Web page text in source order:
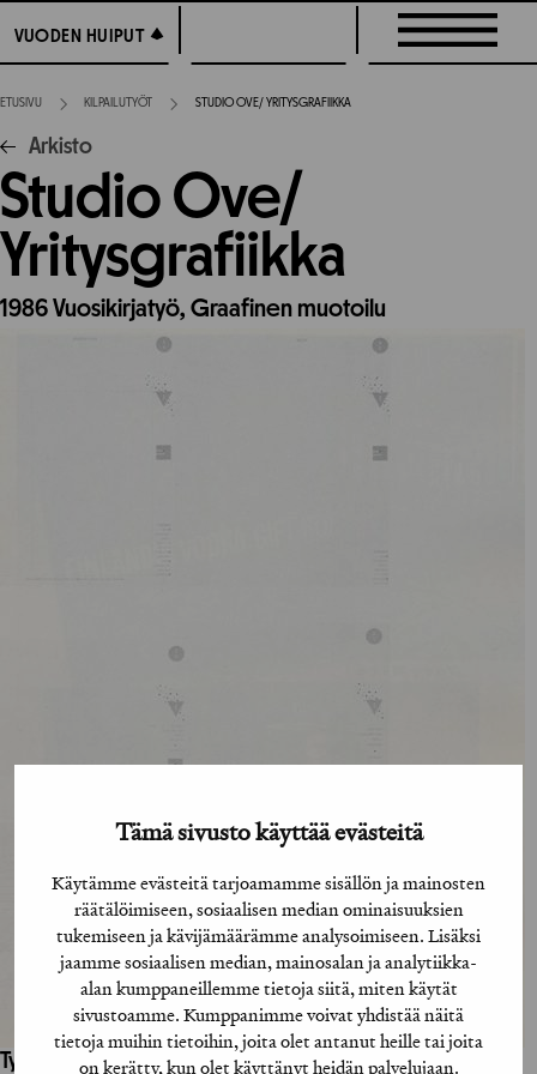
Tämä sivusto käyttää evästeitä
Käytämme evästeitä tarjoamamme sisällön ja mainosten
räätälöimiseen, sosiaalisen median ominaisuuksien
tukemiseen ja kävijämäärämme analysoimiseen. Lisäksi
jaamme sosiaalisen median, mainosalan ja analytiikka-
alan kumppaneillemme tietoja siitä, miten käytät
sivustoamme. Kumppanimme voivat yhdistää näitä
tietoja muihin tietoihin, joita olet antanut heille tai joita
on kerätty, kun olet käyttänyt heidän palvelujaan.
suoraan
sisältöön
VUODEN HUIPUT
VUODEN HUIPUT
ETUSIVU KILPAILUTYÖT STUDIO OVE/ YRITYSGRAFIIKKA
Arkisto
Studio Ove/
Yritysgrafiikka
1986Vuosikirjatyö, Graafinen muotoilu
Työhön osallistuneet henkilöt / tahot: